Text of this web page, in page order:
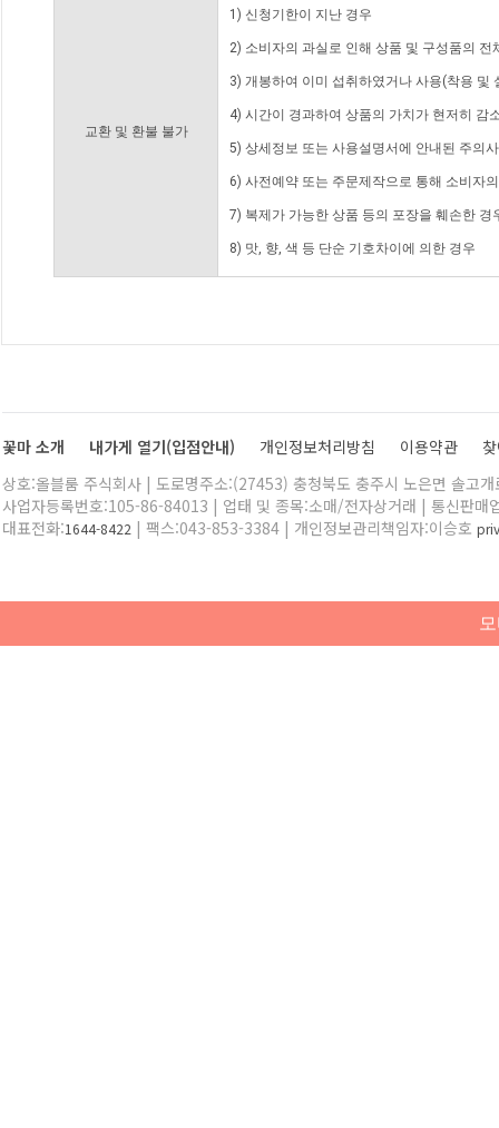
교환 및 환불 불가
1) 신청기한이 지난 경우
2) 소비자의 과실로 인해 상품 및 구성품의
3) 개봉하여 이미 섭취하였거나 사용(착용 및
4) 시간이 경과하여 상품의 가치가 현저히 감
5) 상세정보 또는 사용설명서에 안내된 주의
6) 사전예약 또는 주문제작으로 통해 소비자
7) 복제가 가능한 상품 등의 포장을 훼손한 경
8) 맛, 향, 색 등 단순 기호차이에 의한 경우
꽃마 소개 내가게 열기(입점안내) 개인정보처리방침 이용약관
상호:올블룸 주식회사 | 도로명주소:(27453) 충청북도 충주시 노은면 솔고
사업자등록번호:105-86-84013 | 업태 및 종목:소매/전자상거래 | 통신판매
대표전화:1644-8422 | 팩스:043-853-3384 | 개인정보관리책임자:이승호